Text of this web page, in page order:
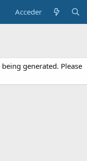
Acceder
generated. Please